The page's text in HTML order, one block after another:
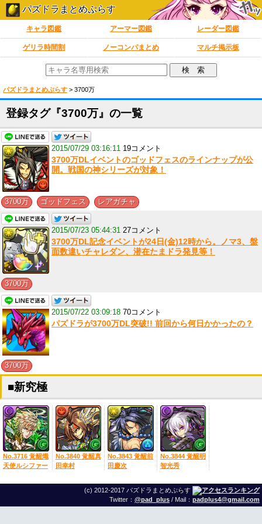
パズドラまとめぷらす
キャラ図鑑 アーマー図鑑 レーダー図鑑
ゲリラ時間割 ノーコンパまとめ マルチ掲示板
パズドラまとめぷらす > 3700万
登録タグ『3700万』の一覧
2015/07/29 03:16:11 19コメント
3700万DLイベントのゴッドフェスのラインナップが公
開。戦国の神シリーズが対象！
3700万 ゴッドフェス レアガチャ
2015/07/23 05:44:31 27コメント
3700万DL記念イベントが24日(金)12時から。ノマ3、盤
面数違いチャレダン、潜在たまドラ発見等！
3700万
2015/07/22 03:09:18 70コメント
パズドラが3700万DL突破!! 前回から何日かかったの？
3700万
■新究極
No.3716 覚醒熾
天使ルシファー
No.3840 覚醒真
田幸村
No.3843 覚醒前
田慶次
No.3844 覚醒明
智光秀
(c) 2012-2017 パズドラまとめぷらす
Twitter： @pad_plus / Mail： padplus4@gmail.com